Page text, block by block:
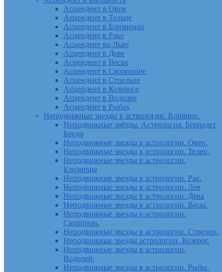
Асцендент в Овне
Асцендент в Тельце
Асцендент в Близнецах
Асцендент в Раке
Асцендент во Льве
Асцендент в Деве
Асцендент в Весах
Асцендент в Скорпионе
Асцендент в Стрельце
Асцендент в Козероге
Асцендент в Водолее
Асцендент в Рыбах
Неподвижные звезды в астрологии. Влияние.
Неподвижные звёзды. Астрология. Бернадет
Бреди
Неподвижные звезды в астрологии. Овен.
Неподвижные звезды в астрологии. Телец.
Неподвижные звезды в астрологии.
Близнецы
Неподвижные звезды в астрологии. Рак.
Неподвижные звезды в астрологии. Лев
Неподвижные звезды в астрологии. Дева
Неподвижные звезды в астрологии. Весы.
Неподвижные звезды в астрологии.
Скорпион.
Неподвижные звезды в астрологии. Стрелец.
Неподвижные звезды астрологии. Козерог.
Неподвижные звезды в астрологии.
Водолей.
Неподвижные звезды в астрологии. Рыбы.